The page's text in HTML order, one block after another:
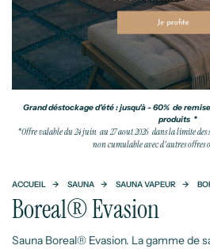
Grand déstockage d'été : jusqu'à - 60% de
produits *
*Offre valable du 24 juin au 27 aout 2026 dans la limite des
non cumulable avec d'autres offres
ACCUEIL SAUNA SAUNA VAPEUR
Boreal® Evasion
Sauna Boreal® Evasion. La gamme de